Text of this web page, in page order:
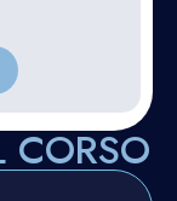
CORSO